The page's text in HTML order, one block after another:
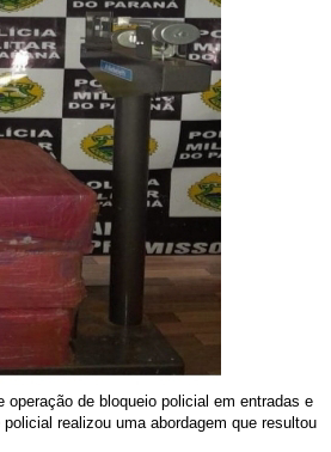
operação de bloqueio policial em entradas e
realizou uma abordagem que resultou